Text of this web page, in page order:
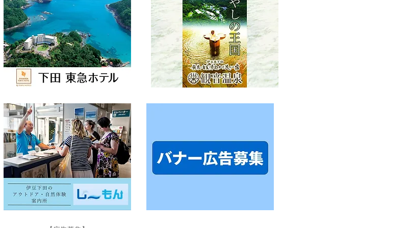
富士山こどもの国で「下田市
フェア」開催✨
夏休み限定！ロープウェイの
バックヤードを見学してみよ
う🚡